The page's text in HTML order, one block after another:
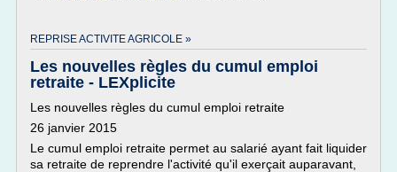
REPRISE ACTIVITE AGRICOLE »
Les nouvelles règles du cumul emploi
retraite - LEXplicite
Les nouvelles règles du cumul emploi retraite
26 janvier 2015
Le cumul emploi retraite permet au salarié ayant fait liquider
sa retraite de reprendre l'activité qu'il exerçait auparavant,